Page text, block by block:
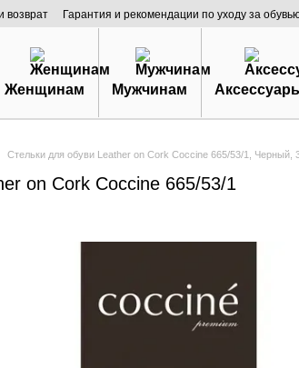
возврат Гарантия и рекомендации по уходу за
Женщинам Мужчинам
Стельки для обуви Leather on Cork Coccine 665/53/1, Черный,
on Cork Coccine 665/53/1